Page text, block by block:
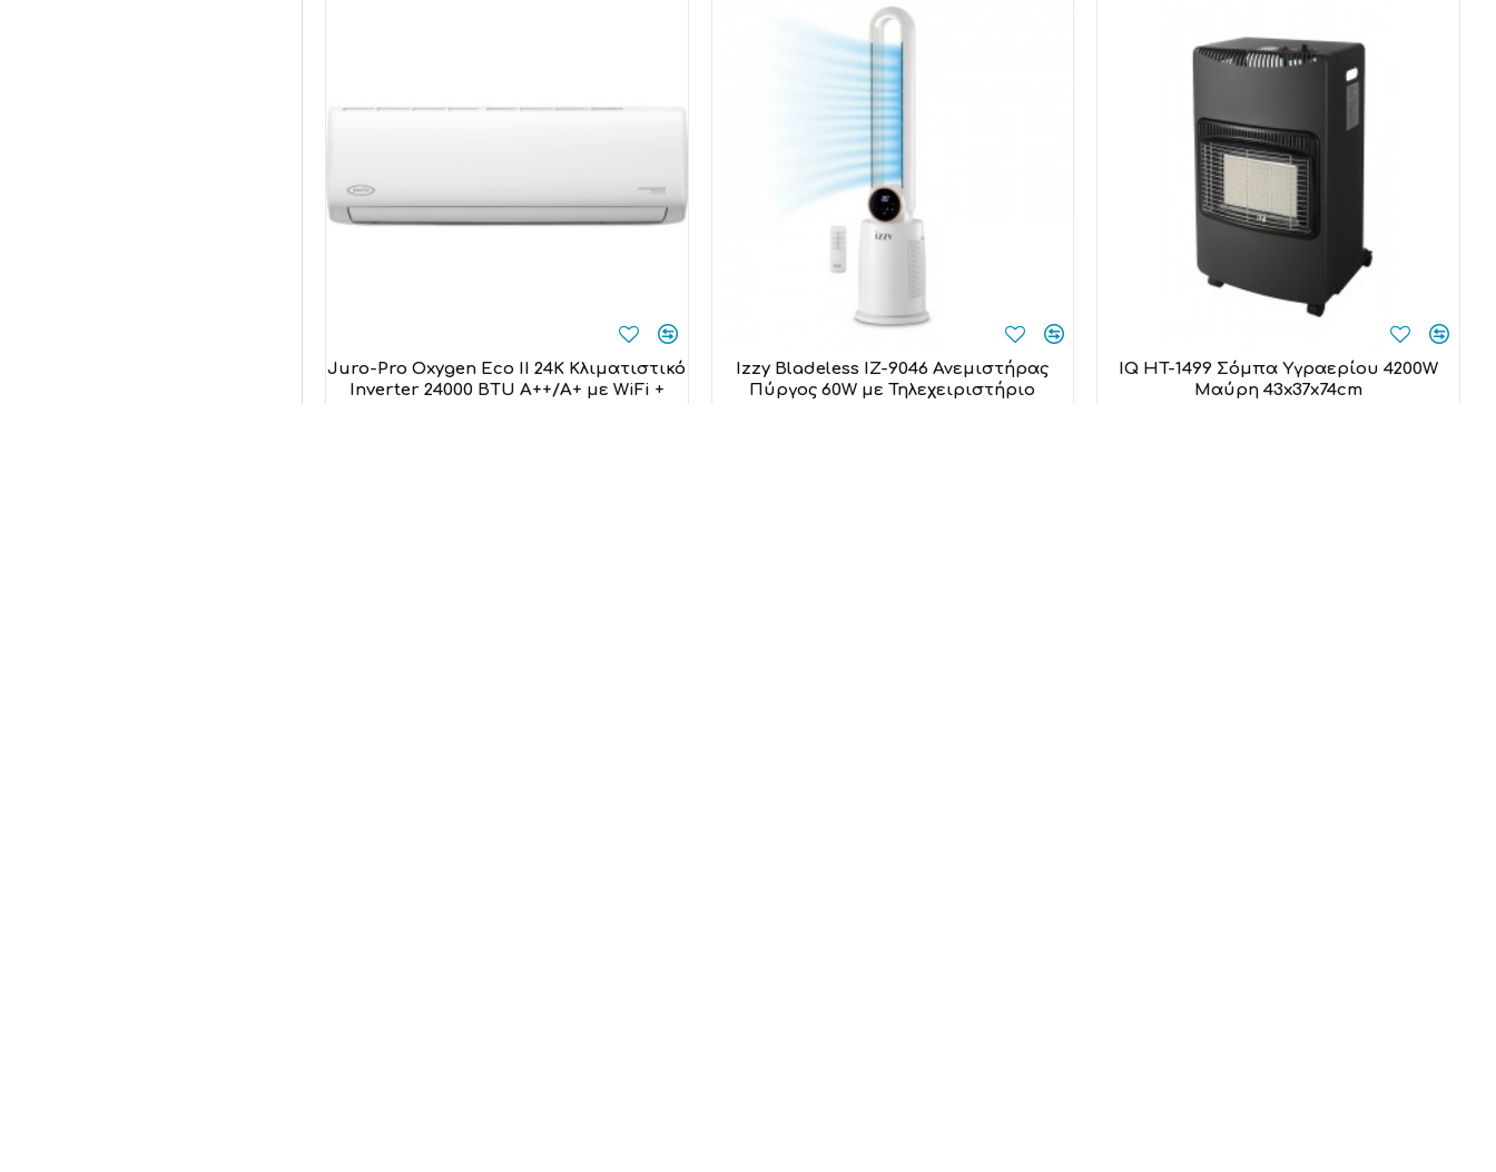
Juro-Pro Oxygen Eco II 24K Κλιματιστικό
Inverter 24000 BTU A++/A+ με WiFi +
Izzy Bladeless IZ-9046 Ανεμιστήρας
Πύργος 60W με Τηλεχειριστήριο
IQ HT-1499 Σόμπα Υγραερίου 4200W
Μαύρη 43x37x74cm